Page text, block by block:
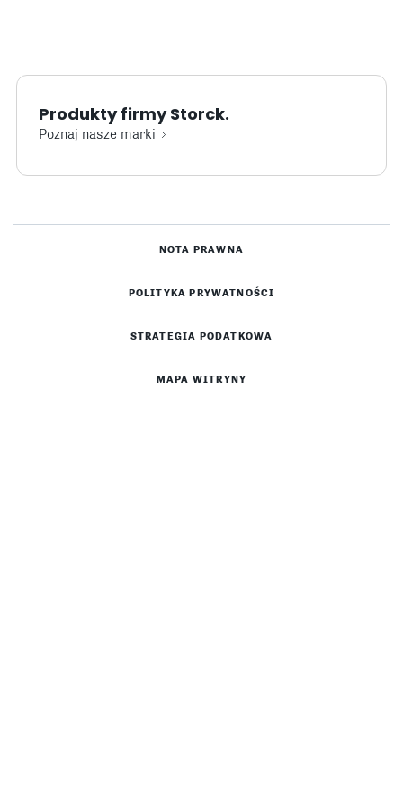
Produkty firmy Storck.
Poznaj nasze marki
NOTA PRAWNA
POLITYKA PRYWATNOŚCI
STRATEGIA PODATKOWA
MAPA WITRYNY